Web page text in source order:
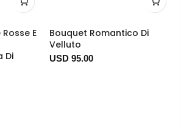
E
Di
Bouquet Romantico Di
Velluto
USD 95.00